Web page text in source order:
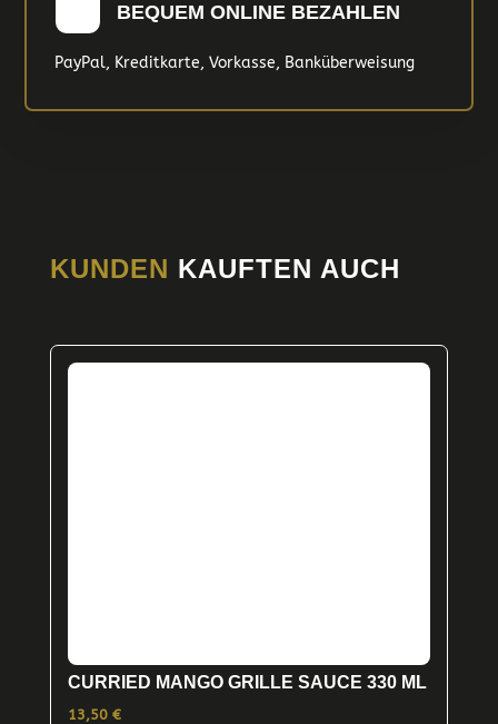
BEQUEM ONLINE BEZAHLEN
PayPal, Kreditkarte, Vorkasse, Banküberweisung
KUNDEN KAUFTEN AUCH
CURRIED MANGO GRILLE SAUCE 330 ML
13,50 €